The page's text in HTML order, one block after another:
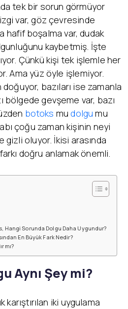
tek bir sorun görmüyor
var, göz çevresinde
hafif boşalma var, dudak
kaybetmiş. İşte
Çünkü kişi tek işlemle her
Ama yüz öyle işlemiyor.
bazıları ise zamanla
bölgede gevşeme var, bazı
botoks mudolgu mu
çoğu zaman kişinin neyi
oluyor. İkisi arasında
doğru anlamak önemli.
Hangi Sorunda Dolgu Daha Uygundur?
En Büyük Fark Nedir?
mı?
Aynı Şey mi?
karıştırılan iki uygulama